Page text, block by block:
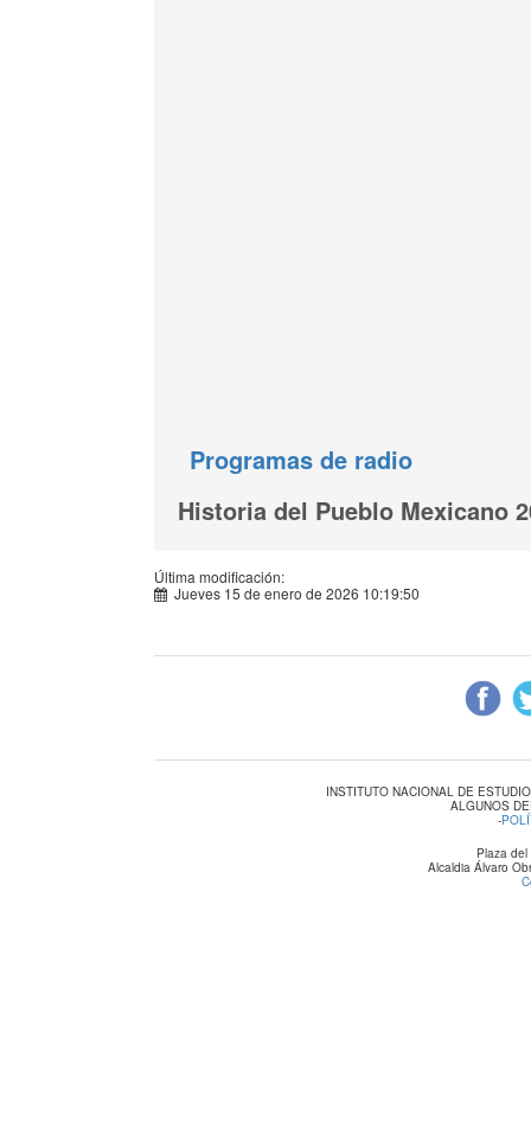
Programas de radio
Historia del Pueblo Mexicano
Última modificación:
Jueves 15 de enero de 2026 10:19:50
INSTITUTO NACIONAL DE
ALGUNOS
-
Plaza
Alcaldia Álvaro